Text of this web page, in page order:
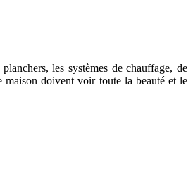
les systèmes de chauffage, de
maison doivent voir toute la beauté et le